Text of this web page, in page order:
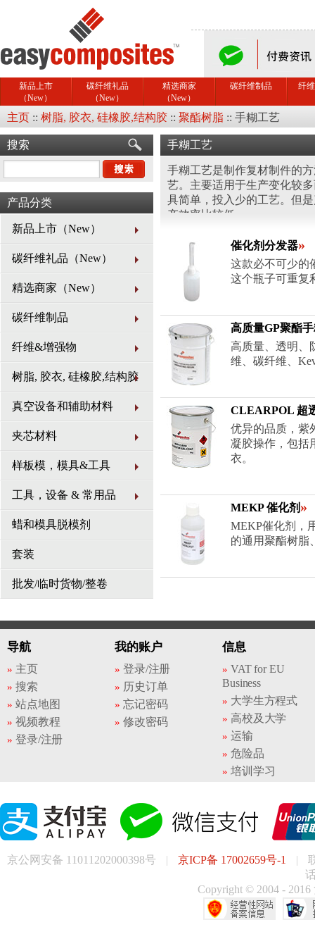
新品上市
（New）
碳纤维礼品
（New）
精选商家
（New）
碳纤维制品 纤
主页 :: 树脂, 胶衣, 硅橡胶,结构胶 :: 聚酯树脂 :: 手糊工艺
搜索
产品分类
新品上市（New）
碳纤维礼品（New）
精选商家（New）
碳纤维制品
纤维&增强物
树脂, 胶衣, 硅橡胶,结构胶
真空设备和辅助材料
夹芯材料
样板模，模具&工具
工具，设备 & 常用品
蜡和模具脱模剂
套装
批发/临时货物/整卷
手糊工艺
手糊工艺是制作复材制件的
艺。主要适用于生产变化较
具简单，投入少的工艺。但
产效率比较低。
催化剂分发器»
这款必不可少的
这个瓶子可重复
高质量GP聚酯
高质量、透明、
维、碳纤维、
CLEARPOL 超
优异的品质，紫
凝胶操作，包括
衣。
MEKP 催化剂 »
MEKP催化剂，
的通用聚酯树脂
导航
主页
搜索
站点地图
视频教程
登录/注册
我的账户
登录/注册
历史订单
忘记密码
修改密码
信息
VAT for EU
Business
大学生方程式
高校及大学
运输
危险品
培训学习
京公网安备 11011202000398号 | 京ICP备 17002659号-1 |
Copyright © 2004 -